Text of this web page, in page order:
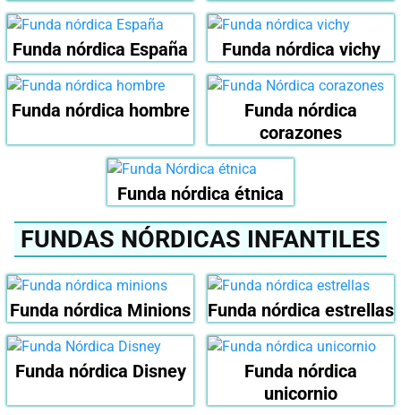
Funda nórdica España Funda nórdica vichy
Funda nórdica hombre
Funda nórdica
corazones
Funda nórdica étnica
FUNDAS NÓRDICAS INFANTILES
Funda nórdica Minions Funda nórdica estrellas
Funda nórdica Disney
Funda nórdica
unicornio